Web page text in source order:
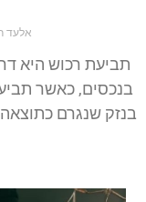
אלעד
תביעת רכוש היא
בנכסים, כאשר
בנזק שנגרם